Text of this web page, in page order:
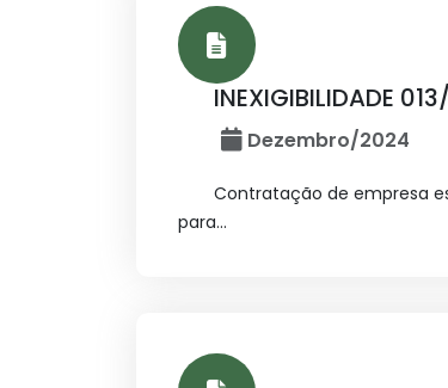
INEXIGIBILIDADE
Dezembro/2024
Contratação de empresa
para...